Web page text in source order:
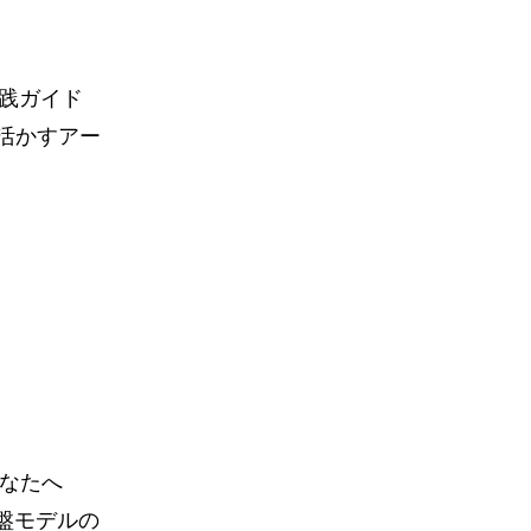
ガイド
かすアー
たへ
モデルの